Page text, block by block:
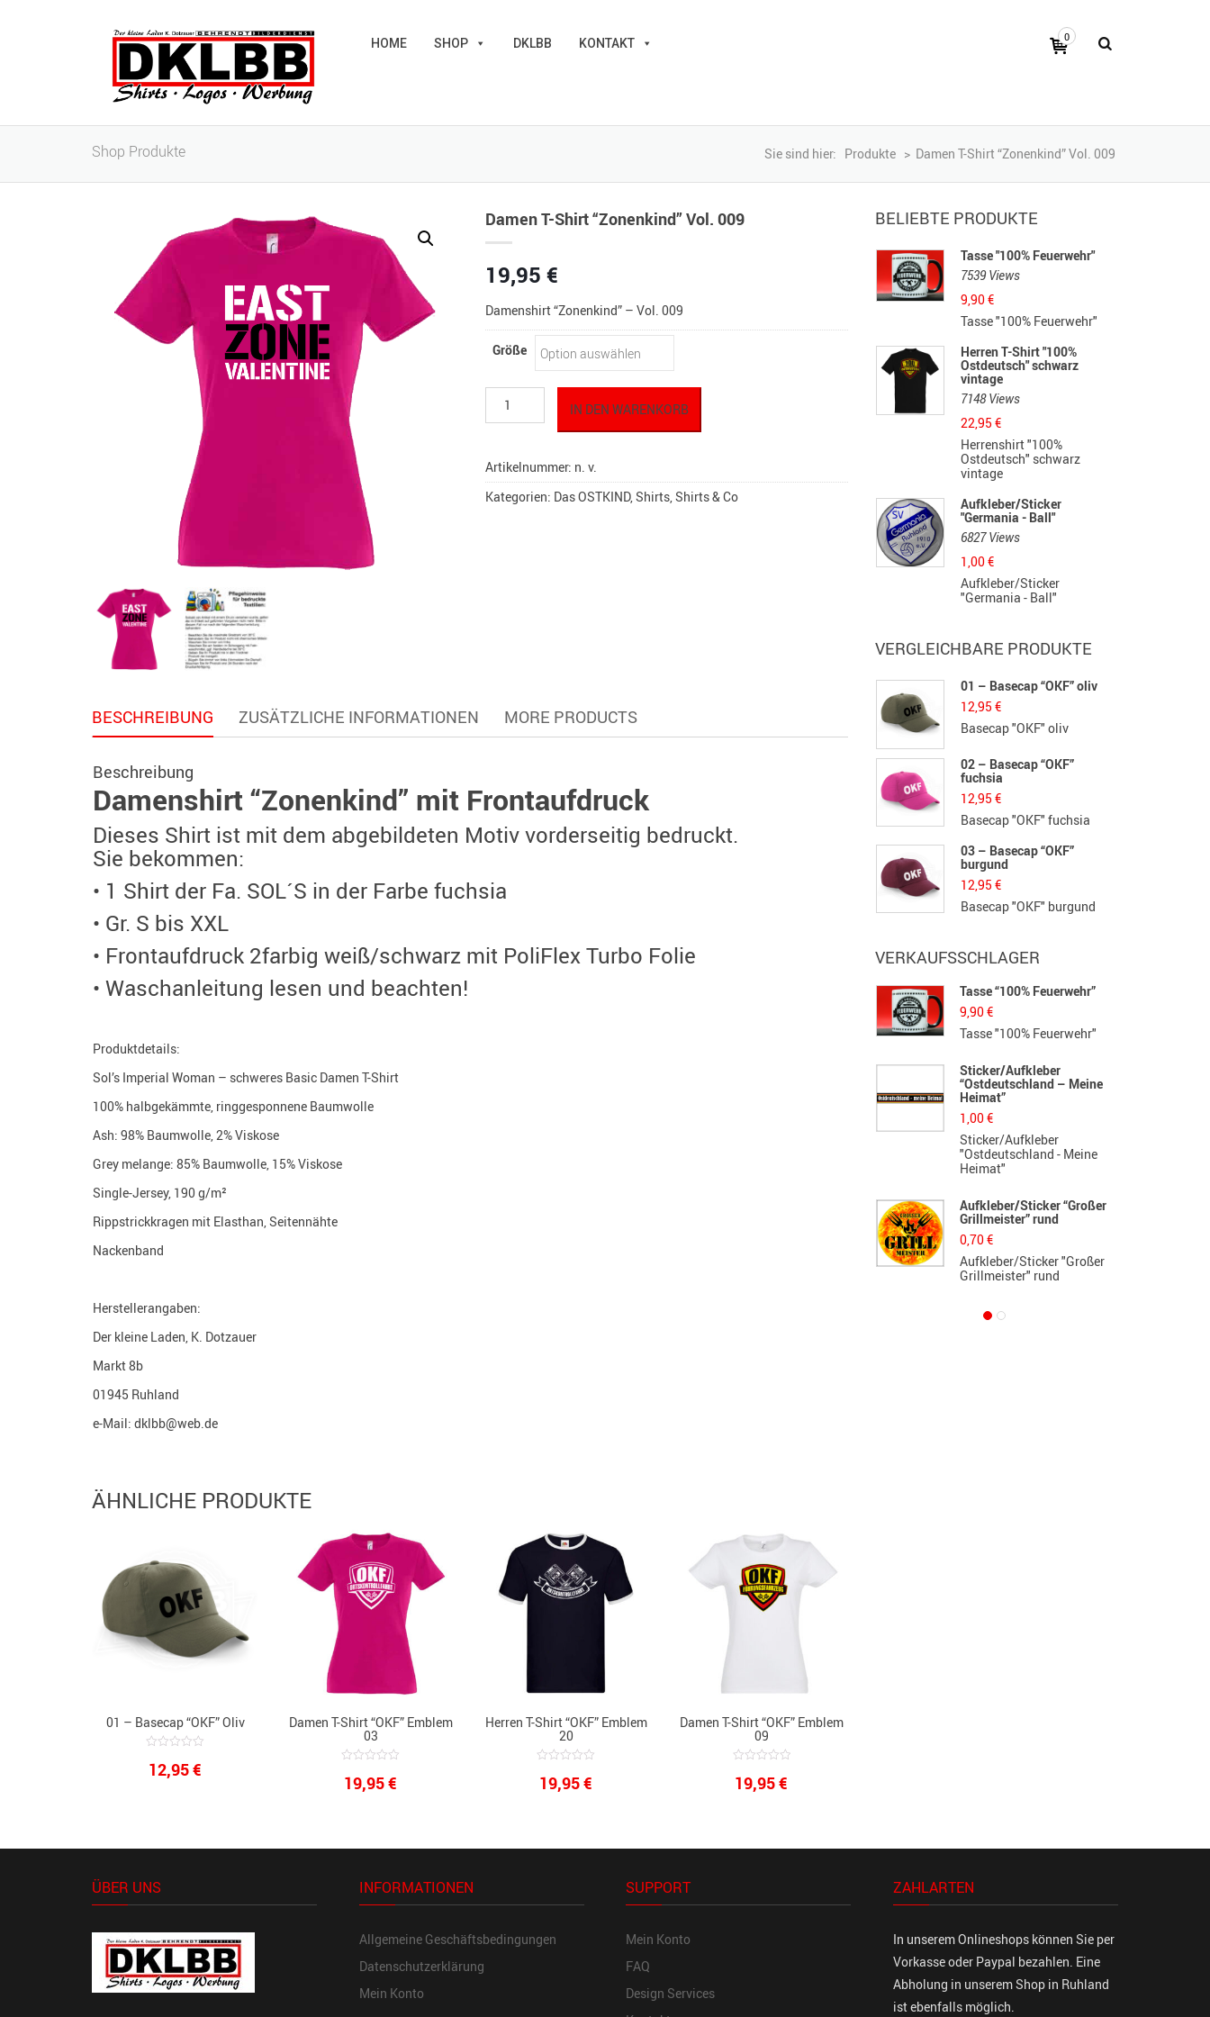
HOME SHOP DKLBB KONTAKT 0
Shop Produkte Sie sind hier: Produkte > Damen T-Shirt “Zonenkind” Vol. 009
Damen T-Shirt “Zonenkind” Vol. 009
19,95 €
Damenshirt “Zonenkind” – Vol. 009
Größe
Damen
Vol.
009
IN DEN WARENKORB
Artikelnummer: n. v.
Kategorien: Das OSTKIND,Shirts,Shirts & Co
BESCHREIBUNG ZUSÄTZLICHE INFORMATIONEN MORE PRODUCTS
Beschreibung
Damenshirt “Zonenkind” mit Frontaufdruck
Dieses Shirt ist mit dem abgebildeten Motiv vorderseitig bedruckt.
Sie bekommen:
• 1 Shirt der Fa. SOL´S in der Farbe fuchsia
• Gr. S bis XXL
• Frontaufdruck 2farbig weiß/schwarz mit PoliFlex Turbo Folie
• Waschanleitung lesen und beachten!
Produktdetails:
Sol’s Imperial Woman – schweres Basic Damen T-Shirt
100% halbgekämmte, ringgesponnene Baumwolle
Ash: 98% Baumwolle, 2% Viskose
Grey melange: 85% Baumwolle, 15% Viskose
Single-Jersey, 190 g/m²
Rippstrickkragen mit Elasthan, Seitennähte
Nackenband
Herstellerangaben:
Der kleine Laden, K. Dotzauer
Markt 8b
01945 Ruhland
e-Mail: dklbb@web.de
ÄHNLICHE PRODUKTE
01 – Basecap “OKF” Oliv
out
of
12,95€
Damen T-Shirt “OKF” Emblem
03
out
of
19,95€
Herren T-Shirt “OKF” Emblem
20
out
of
19,95€
Damen T-Shirt “OKF” Emblem
09
out
of
19,95€
BELIEBTE PRODUKTE
Tasse "100% Feuerwehr"
7539 Views
9,90€
Tasse "100% Feuerwehr"
Herren T-Shirt "100%
Ostdeutsch" schwarz
vintage
7148 Views
22,95 €
Herrenshirt "100%
Ostdeutsch" schwarz
vintage
Aufkleber/Sticker
"Germania - Ball"
6827 Views
1,00€
Aufkleber/Sticker
"Germania - Ball"
VERGLEICHBARE PRODUKTE
01 – Basecap “OKF” oliv
12,95 €
Basecap "OKF" oliv
02 – Basecap “OKF”
fuchsia
12,95 €
Basecap "OKF" fuchsia
03 – Basecap “OKF”
burgund
12,95 €
Basecap "OKF" burgund
VERKAUFSSCHLAGER
Tasse “100% Feuerwehr”
9,90€
Tasse "100% Feuerwehr"
Sticker/Aufkleber
“Ostdeutschland – Meine
Heimat”
1,00€
Sticker/Aufkleber
"Ostdeutschland - Meine
Heimat"
Aufkleber/Sticker “Großer
Grillmeister” rund
0,70€
Aufkleber/Sticker "Großer
Grillmeister" rund
ÜBER UNS INFORMATIONEN
Allgemeine Geschäftsbedingungen
Datenschutzerklärung
Mein Konto
SUPPORT
Mein Konto
FAQ
Design Services
ZAHLARTEN
In unserem Onlineshops können Sie per
Vorkasse oder Paypal bezahlen. Eine
Abholung in unserem Shop in Ruhland
ist ebenfalls möglich.